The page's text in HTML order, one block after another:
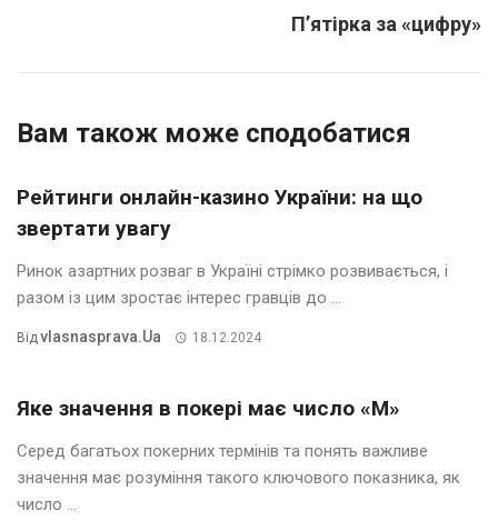
П’ятірка за «цифру»
Вам також може сподобатися
Рейтинги онлайн-казино України: на що
звертати увагу
Ринок азартних розваг в Україні стрімко розвивається, і
разом із цим зростає інтерес гравців до ...
ВідVlasnasprava.ua 18.12.2024
Яке значення в покері має число «М»
Серед багатьох покерних термінів та понять важливе
значення має розуміння такого ключового показника, як
число ...